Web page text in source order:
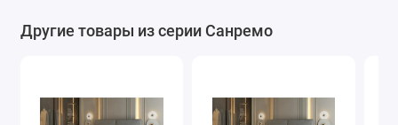
Другие товары из серии Санремо